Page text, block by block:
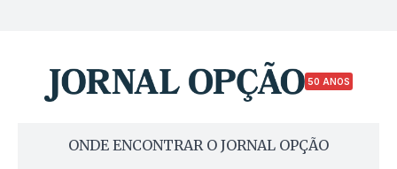
50 ANOS
ONDE ENCONTRAR O JORNAL OPÇÃO